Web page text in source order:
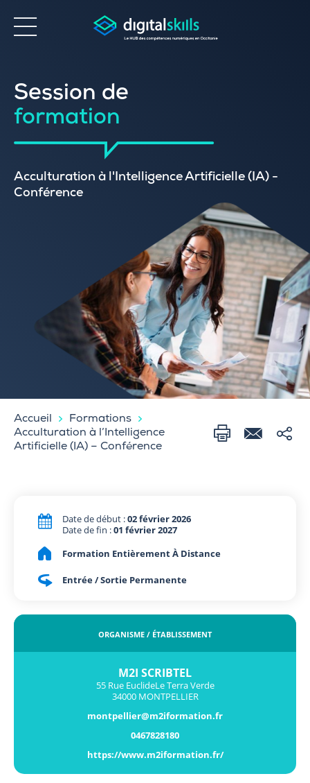
Accessibilité
Session de
formation
Acculturation à l'Intelligence Artificielle (IA) -
Conférence
Accueil
Formations
Acculturation à l’Intelligence
Artificielle (IA) – Conférence
Date de début :02 février 2026
Date de fin :01 février 2027
Formation Entièrement À Distance
Entrée / Sortie Permanente
ORGANISME / ÉTABLISSEMENT
M2I SCRIBTEL
55 Rue EuclideLe Terra Verde
34000 MONTPELLIER
montpellier@m2iformation.fr
0467828180
https://www.m2iformation.fr/